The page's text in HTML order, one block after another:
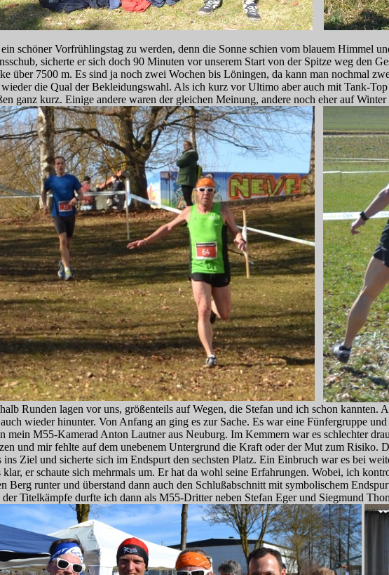
schöner Vorfrühlingstag zu werden, denn die Sonne schien vom blauem Himmel
sicherte er sich doch 90 Minuten vor unserem Start von der Spitze weg den
über 7500 m. Es sind ja noch zwei Wochen bis Löningen, da kann man nochmal
die Qual der Bekleidungswahl. Als ich kurz vor Ultimo aber auch mit Tank-
ganz kurz. Einige andere waren der gleichen Meinung, andere noch eher auf Winter
Runden lagen vor uns, größenteils auf Wegen, die Stefan und ich schon
wieder hinunter. Von Anfang an ging es zur Sache. Es war eine Fünfergruppe
mein M55-Kamerad Anton Lautner aus Neuburg. Im Kemmern war es schlechter
und mir fehlte auf dem unebenem Untergrund die Kraft oder der Mut zum
ins Ziel und sicherte sich im Endspurt den sechsten Platz. Ein Einbruch war es bei
klar, er schaute sich mehrmals um. Er hat da wohl seine Erfahrungen. Wobei, ich
Berg runter und überstand dann auch den Schlußabschnitt mit symbolischem
der Titelkämpfe durfte ich dann als M55-Dritter neben Stefan Eger und Siegmund